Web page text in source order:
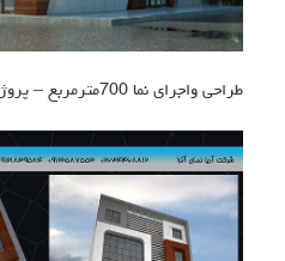
طراحی واجرای نما 700مترمربع – پروژه آقای ظعیم